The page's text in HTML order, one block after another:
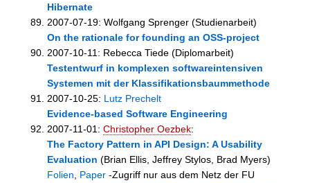
Hibernate
2007-07-19: Wolfgang Sprenger (Studienarbeit)
On the rationale for founding an OSS-project
2007-10-11: Rebecca Tiede (Diplomarbeit)
Testentwurf in komplexen softwareintensiven
Systemen mit der Klassifikationsbaummethode
2007-10-25: Lutz Prechelt
Evidence-based Software Engineering
2007-11-01: Christopher Oezbek:
The Factory Pattern in API Design: A Usability
Evaluation (Brian Ellis, Jeffrey Stylos, Brad Myers)
Folien
Paper -Zugriff nur aus dem Netz der FU